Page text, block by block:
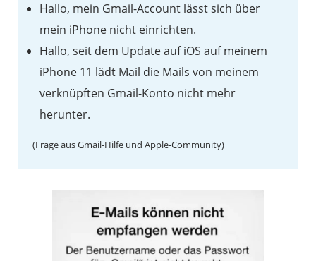
Hallo, mein Gmail-Account lässt sich über
mein iPhone nicht einrichten.
Hallo, seit dem Update auf iOS auf meinem
iPhone 11 lädt Mail die Mails von meinem
verknüpften Gmail-Konto nicht mehr
herunter.
(Frage aus Gmail-Hilfe und Apple-Community)